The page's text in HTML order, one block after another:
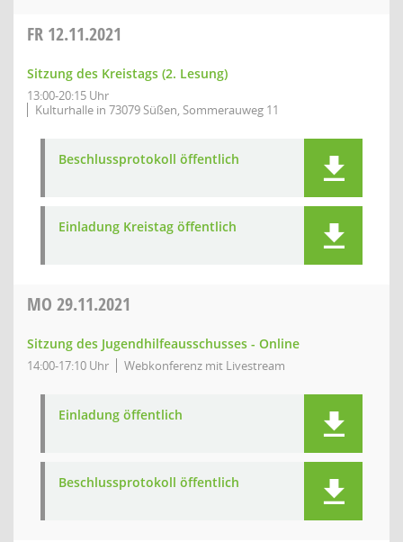
FR 12.11.2021
Sitzung des Kreistags (2. Lesung)
13:00-20:15 Uhr
Kulturhalle in 73079 Süßen, Sommerauweg 11
Beschlussprotokoll öffentlich
Einladung Kreistag öffentlich
MO 29.11.2021
Sitzung des Jugendhilfeausschusses - Online
14:00-17:10 Uhr Webkonferenz mit Livestream
Einladung öffentlich
Beschlussprotokoll öffentlich